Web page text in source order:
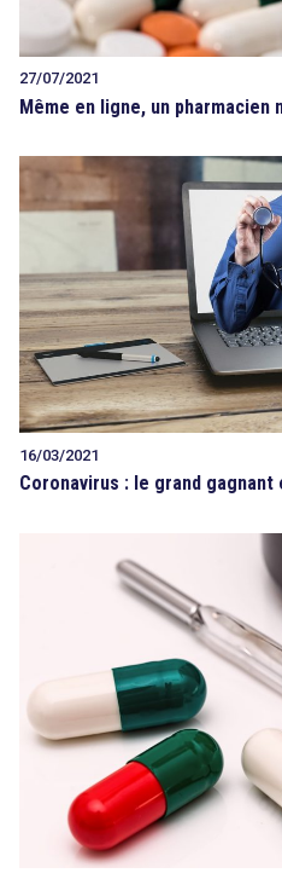
27/07/2021
Même en ligne, un pharmacien
16/03/2021
Coronavirus : le grand